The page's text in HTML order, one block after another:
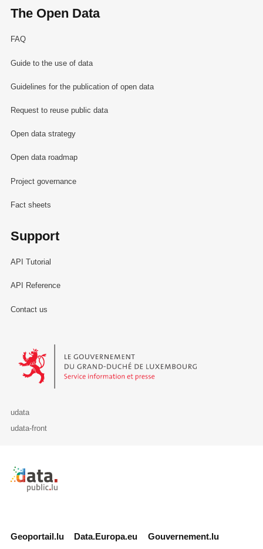
The Open Data
FAQ
Guide to the use of data
Guidelines for the publication of open data
Request to reuse public data
Open data strategy
Open data roadmap
Project governance
Fact sheets
Support
API Tutorial
API Reference
Contact us
Le Gouvernement du Grand-Duché de Luxembourg - Service
udata
udata-front
Retour à l'accueil de data.public.lu
Geoportail.lu Data.Europa.eu Gouvernement.lu